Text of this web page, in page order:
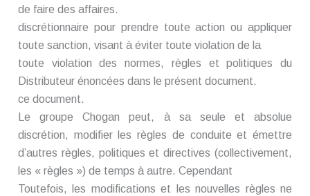
de faire des affaires.
discrétionnaire pour prendre toute action ou appliquer
toute sanction, visant à éviter toute violation de la
toute violation des normes, règles et politiques du
Distributeur énoncées dans le présent document.
ce document.
Le groupe Chogan peut, à sa seule et absolue
discrétion, modifier les règles de conduite et émettre
d’autres règles, politiques et directives (collectivement,
les « règles ») de temps à autre. Cependant
Toutefois, les modifications et les nouvelles règles ne